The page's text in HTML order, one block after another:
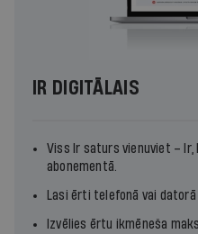
IR DIGITĀLAIS
Viss Ir saturs vienuviet – Ir,
abonementā.
Lasi ērti telefonā vai
Izvēlies ērtu ikmēneša